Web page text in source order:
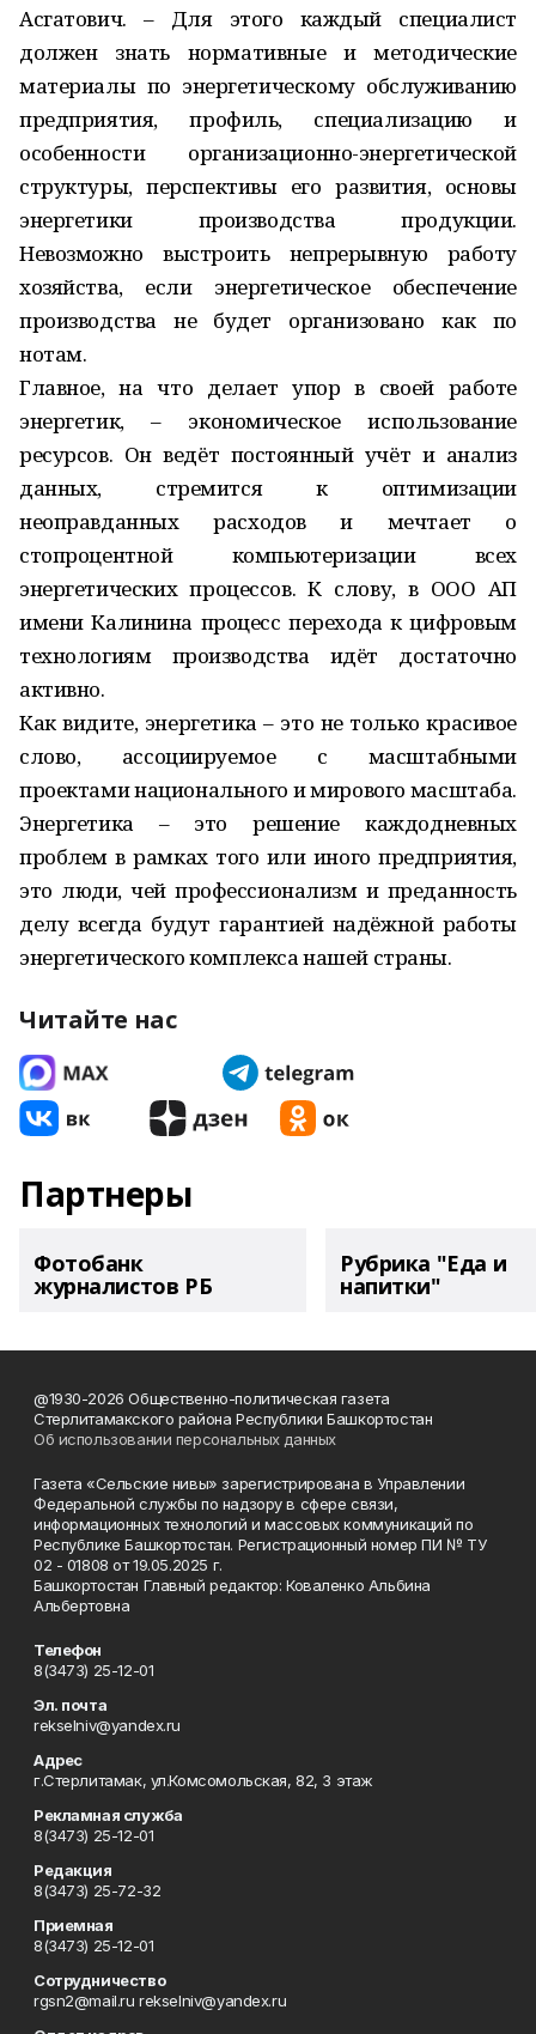
Асгатович. – Для этого каждый специалист
должен знать нормативные и методические
материалы по энергетическому обслуживанию
предприятия, профиль, специализацию и
особенности организационно-энергетической
структуры, перспективы его развития, основы
энергетики производства продукции.
Невозможно выстроить непрерывную работу
хозяйства, если энергетическое обеспечение
производства не будет организовано как по
нотам.
Главное, на что делает упор в своей работе
энергетик, – экономическое использование
ресурсов. Он ведёт постоянный учёт и анализ
данных, стремится к оптимизации
неоправданных расходов и мечтает о
стопроцентной компьютеризации всех
энергетических процессов. К слову, в ООО АП
имени Калинина процесс перехода к цифровым
технологиям производства идёт достаточно
активно.
Как видите, энергетика – это не только красивое
слово, ассоциируемое с масштабными
проектами национального и мирового масштаба.
Энергетика – это решение каждодневных
проблем в рамках того или иного предприятия,
это люди, чей профессионализм и преданность
делу всегда будут гарантией надёжной работы
энергетического комплекса нашей страны.
Читайте нас
Партнеры
Фотобанк
журналистов РБ
Рубрика "Еда и
напитки"
@1930-2026 Общественно-политическая газета
Стерлитамакского района Республики Башкортостан
Об использовании персональных данных
Газета «Сельские нивы» зарегистрирована в Управлении
Федеральной службы по надзору в сфере связи,
информационных технологий и массовых коммуникаций по
Республике Башкортостан. Регистрационный номер ПИ № ТУ
02 - 01808 от 19.05.2025 г.
Башкортостан Главный редактор: Коваленко Альбина
Альбертовна
Телефон
8(3473) 25-12-01
Эл. почта
rekselniv@yandex.ru
Адрес
г.Стерлитамак, ул.Комсомольская, 82, 3 этаж
Рекламная служба
8(3473) 25-12-01
Редакция
8(3473) 25-72-32
Приемная
8(3473) 25-12-01
Сотрудничество
rgsn2@mail.ru rekselniv@yandex.ru